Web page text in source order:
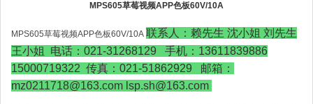
MPS605草莓视频APP色板60V/10A
MPS605草莓视频APP色板60V/10A 联系人：赖先生 沈小姐 刘先生
王小姐 电话：021-31268129 手机：13611839886
15000719322 传真：021-51862929 邮箱：
mz0211718@163.com lsp.sh@163.com